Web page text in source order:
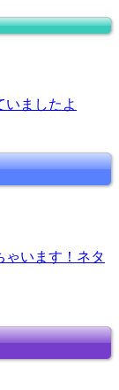
ましたよ
います！ネタ